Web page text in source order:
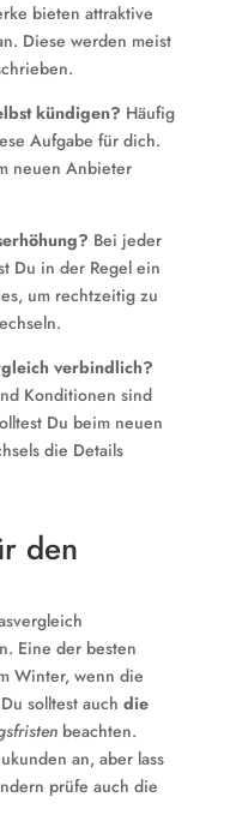
bieten attraktive
Diese werden meist
kündigen? Häufig
Aufgabe für dich.
neuen Anbieter
Bei jeder
Du in der Regel ein
um rechtzeitig zu
verbindlich?
Konditionen sind
Du beim neuen
die Details
den
Eine der besten
Winter, wenn die
solltest auch die
beachten.
an, aber lass
prüfe auch die